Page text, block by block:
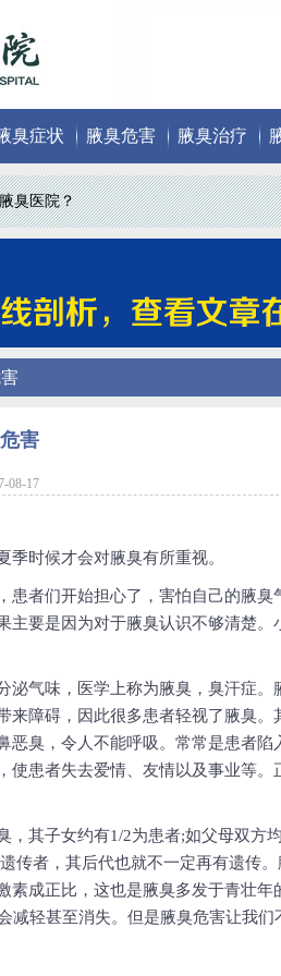
臭症状 腋臭危害 腋臭治疗
臭医院？
害
08-17
时候才会对腋臭有所重视。
者们开始担心了，害怕自己的腋臭
主要是因为对于腋臭认识不够清楚。
气味，医学上称为腋臭，臭汗症。
来障碍，因此很多患者轻视了腋臭。
恶臭，令人不能呼吸。常常是患者陷
使患者失去爱情、友情以及事业等。
其子女约有1/2为患者;如父母双方均
传者，其后代也就不一定再有遗传。
素成正比，这也是腋臭多发于青壮年
减轻甚至消失。但是腋臭危害让我们